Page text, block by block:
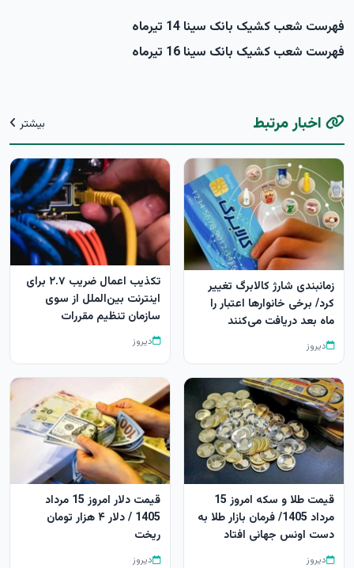
فهرست شعب کشیک بانک سینا 14 تیرماه
فهرست شعب کشیک بانک سینا 16 تیرماه
اخبار مرتبط بیشتر
زمانبندی شارژ کالابرگ تغییر
کرد/ برخی خانوارها اعتبار را
ماه بعد دریافت می‌کنند
دیروز
تکذیب اعمال ضریب ۲.۷ برای
اینترنت بین‌الملل از سوی
سازمان تنظیم مقررات
دیروز
قیمت طلا و سکه امروز 15
مرداد 1405/ فرمان بازار طلا به
دست اونس جهانی افتاد
دیروز
قیمت دلار امروز 15 مرداد
1405 / دلار ۴ هزار تومان
ریخت
دیروز